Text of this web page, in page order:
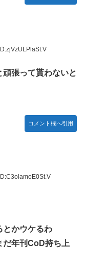
張って貰わないと
コメント欄へ引用
とかウケるわ
だ年刊CoD持ち上